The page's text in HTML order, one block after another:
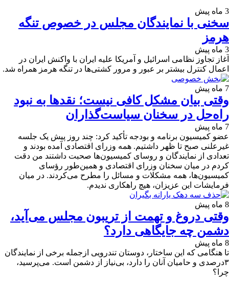
3 ماه پیش
سخنی با نمایندگان مجلس در خصوص تنگه
هرمز
3 ماه پیش
آغاز تجاوز نظامی اسرائیل و آمریکا علیه ایران با واکنش ایران در
اعمال کنترل بیشتر بر عبور و مرور کشتی‌ها در تنگه هرمز همراه شد.
7 ماه پیش
وقتی بیان مشکل کافی نیست؛ نقدها به نبود
راه‌حل در سخنان سیاست‌گذاران
7 ماه پیش
عضو کمیسیون برنامه و بودجه تأکید کرد: چند روز پیش یک جلسه
غیرعلنی صبح تا ظهر داشتیم. همه وزرای اقتصادی آمده بودند و
تعدادی از نمایندگان و روسای کمیسیون‌ها صحبت داشتند من دقت
کردم در میان سخنان وزرای اقتصادی و همین‌طور رؤسای
کمیسیون‌ها، همه مشکلات و مسائل را مطرح می‌کردند. در میان
فرمایشات این عزیزان، هیچ راهکاری ندیدم.
8 ماه پیش
وقتی دروغ و تهمت از تریبون مجلس می‌آید،
دشمن چه جایگاهی دارد؟
8 ماه پیش
تا هنگامی که این ساختار، دوستان تندرویی ازجمله برخی از نمایندگان
۳درصدی و حامیان آنان را دارد، بی‌نیاز از دشمن است. می‌پرسید،
چرا؟